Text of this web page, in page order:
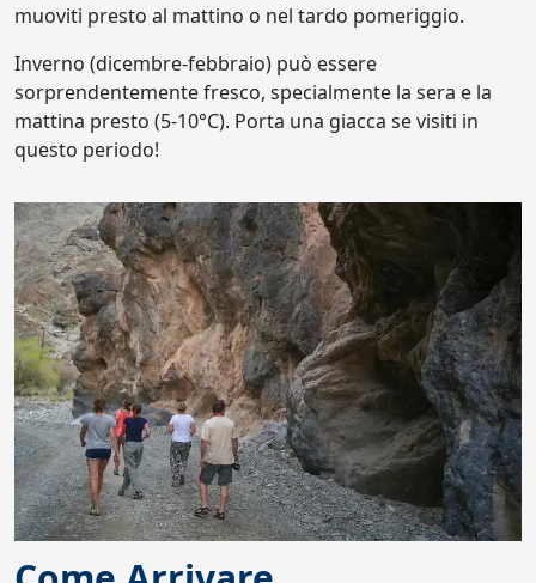
muoviti presto al mattino o nel tardo pomeriggio.
Inverno (dicembre-febbraio) può essere
sorprendentemente fresco, specialmente la sera e la
mattina presto (5-10°C). Porta una giacca se visiti in
questo periodo!